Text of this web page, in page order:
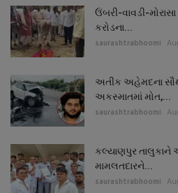
ઉંબરી-વાવડી-
કરોડના...
saurashtrabhoomi
અતીક અહેમદના
અકસ્માતમાં મોત,...
saurashtrabhoomi
કલ્યાણપુર તાલુકાને
મામલતદારને...
saurashtrabhoomi